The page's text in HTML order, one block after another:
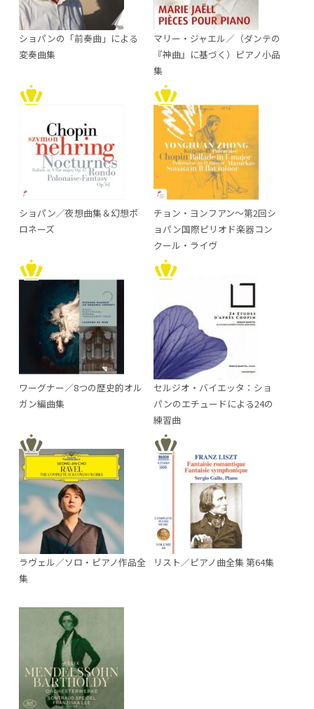
ショパンの「前奏曲」による
変奏曲集
マリー・ジャエル／（ダンテの
『神曲』に基づく）ピアノ小品
集
ショパン／夜想曲集＆幻想ポ
ロネーズ
チョン・ヨンフアン～第2回シ
ョパン国際ピリオド楽器コン
クール・ライヴ
ワーグナー／8つの歴史的オル
ガン編曲集
セルジオ・バイエッタ：ショ
パンのエチュードによる24の
練習曲
ラヴェル／ソロ・ピアノ作品全
集
リスト／ピアノ曲全集 第64集